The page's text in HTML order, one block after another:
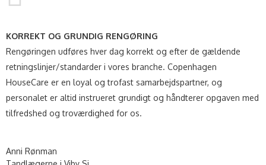
KORREKT OG GRUNDIG RENGØRING
Rengøringen udføres hver dag korrekt og efter de gældende
retningslinjer/standarder i vores branche. Copenhagen
HouseCare er en loyal og trofast samarbejdspartner, og
personalet er altid instrueret grundigt og håndterer opgaven med
tilfredshed og troværdighed for os.
Anni Rønman